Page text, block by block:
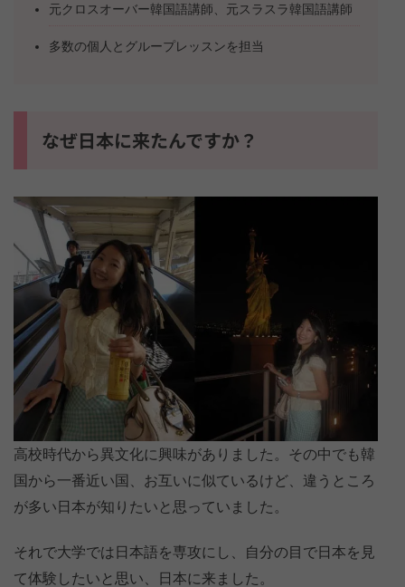
元クロスオーバー韓国語講師、元スラスラ韓国語講師
多数の個人とグループレッスンを担当
なぜ日本に来たんですか？
高校時代から異文化に興味がありました。その中でも韓
国から一番近い国、お互いに似ているけど、違うところ
が多い日本が知りたいと思っていました。
それで大学では日本語を専攻にし、自分の目で日本を見
て体験したいと思い、日本に来ました。